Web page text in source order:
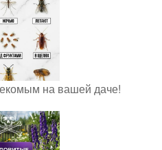
на вашей даче!